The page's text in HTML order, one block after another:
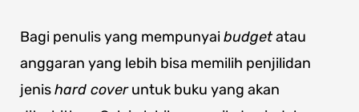
Bagi penulis yang mempunyaibudgetatau
anggaran yang lebih bisa memilih penjilidan
jenishard coveruntuk buku yang akan